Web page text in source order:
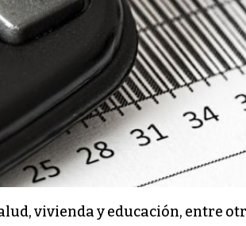
vivienda y educación, entre